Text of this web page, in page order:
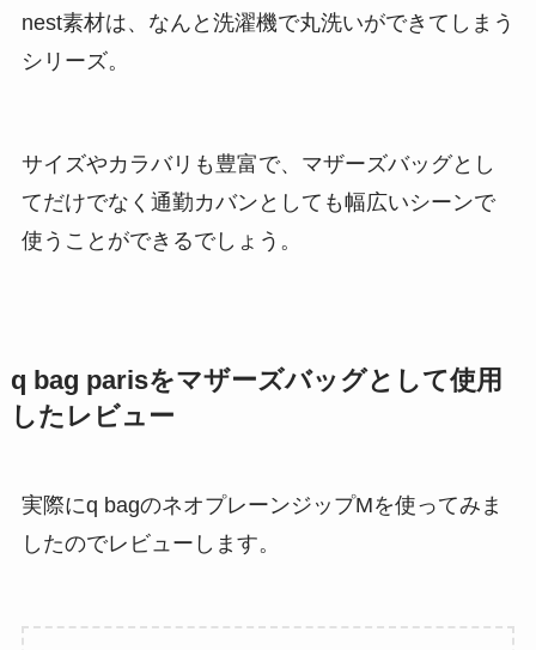
nest素材は、なんと洗濯機で丸洗いができてしまう
シリーズ。
サイズやカラバリも豊富で、マザーズバッグとし
てだけでなく通勤カバンとしても幅広いシーンで
使うことができるでしょう。
q bag parisをマザーズバッグとして使用
したレビュー
実際にq bagのネオプレーンジップMを使ってみま
したのでレビューします。